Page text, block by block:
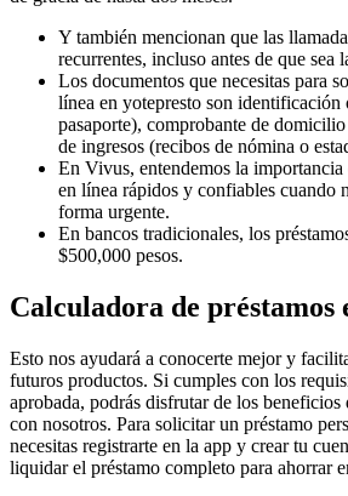
Y también mencionan que las
recurrentes, incluso antes de que sea
Los documentos que necesitas para
línea en yotepresto son
pasaporte), comprobante de
de ingresos (recibos de nómina o
En Vivus, entendemos la importancia
en línea rápidos y confiables cuando
forma urgente.
En bancos tradicionales, los
$500,000 pesos.
Calculadora de préstamos
Esto nos ayudará a conocerte mejor y
futuros productos. Si cumples con los
aprobada, podrás disfrutar de los beneficios
con nosotros. Para solicitar un préstamo
necesitas registrarte en la app y crear tu
liquidar el préstamo completo para ahorrar